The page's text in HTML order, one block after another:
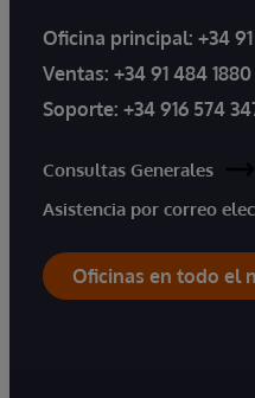
Oficina principal: +34
Ventas: +34 91 484 1880
Soporte: +34 916 574
Consultas Generales
Asistencia por correo
Oficinas en todo el